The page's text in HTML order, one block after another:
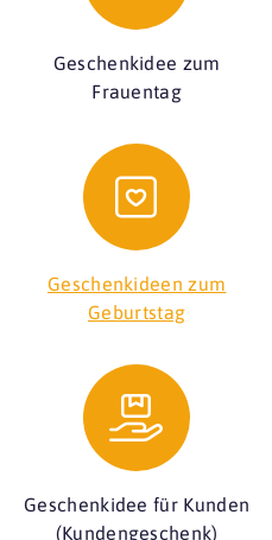
Geschenkidee zum
Frauentag
Geschenkideen zum
Geburtstag
Geschenkidee für Kunden
(Kundengeschenk)